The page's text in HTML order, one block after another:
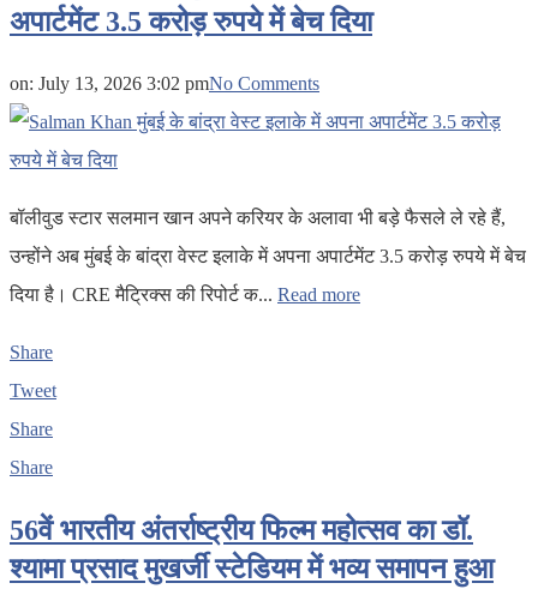
अपार्टमेंट 3.5 करोड़ रुपये में बेच दिया
on: July 13, 2026 3:02 pmNo Comments
बॉलीवुड स्टार सलमान खान अपने करियर के अलावा भी बड़े फैसले ले रहे हैं,
उन्होंने अब मुंबई के बांद्रा वेस्ट इलाके में अपना अपार्टमेंट 3.5 करोड़ रुपये में बेच
दिया है। CRE मैट्रिक्स की रिपोर्ट क... Read more
Share
Tweet
Share
Share
56वें भारतीय अंतर्राष्ट्रीय फिल्म महोत्सव का डॉ.
श्यामा प्रसाद मुखर्जी स्टेडियम में भव्य समापन हुआ